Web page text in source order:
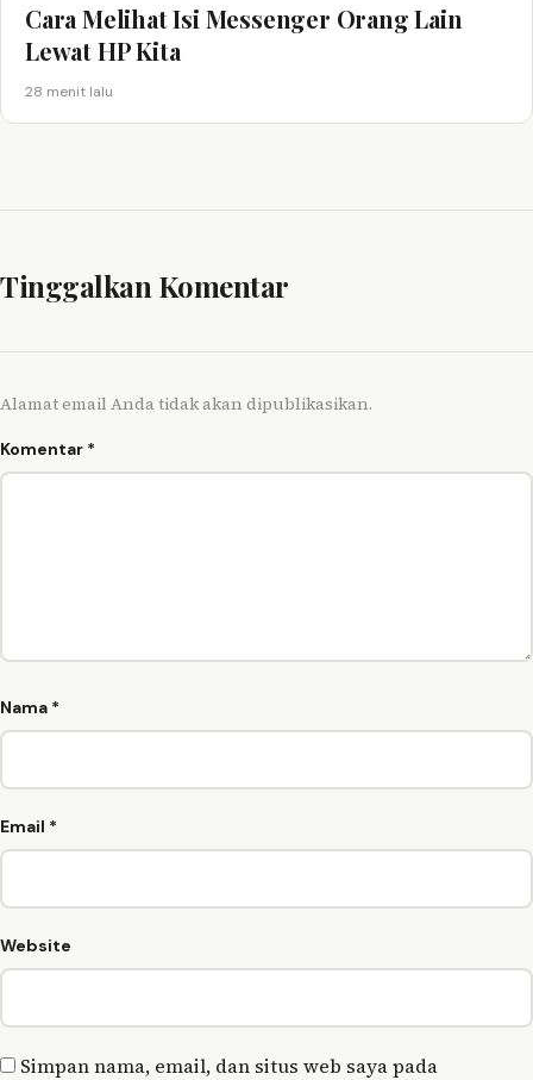
Cara Melihat Isi Messenger Orang Lain
Lewat HP Kita
28 menit lalu
Tinggalkan Komentar
Alamat email Anda tidak akan dipublikasikan.
Komentar *
Nama *
Email *
Website
Simpan nama, email, dan situs web saya pada